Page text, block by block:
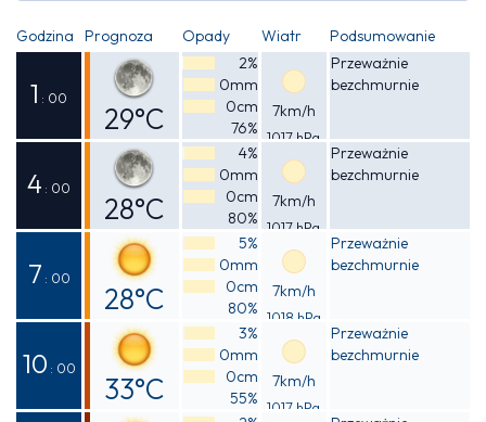
Godzina Prognoza Opady Wiatr Podsumowanie
1 : 00
29°C
Odczuwalna
32°C
2%
0mm
0cm
76%
7km/h
1017 hPa
Przeważnie
bezchmurnie
4 : 00
28°C
Odczuwalna
31°C
4%
0mm
0cm
80%
7km/h
1017 hPa
Przeważnie
bezchmurnie
7 : 00
28°C
Odczuwalna
31°C
5%
0mm
0cm
80%
7km/h
1018 hPa
Przeważnie
bezchmurnie
10 : 00
33°C
3%
0mm
0cm
55%
7km/h
1017 hPa
Przeważnie
bezchmurnie